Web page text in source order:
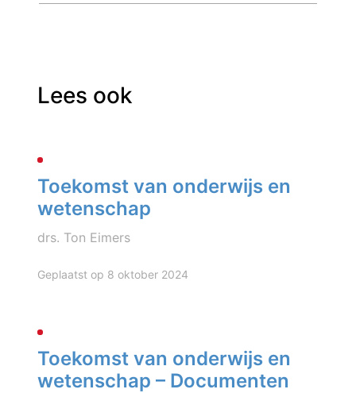
Lees ook
Toekomst van onderwijs en
wetenschap
drs. Ton Eimers
Geplaatst op 8 oktober 2024
Toekomst van onderwijs en
wetenschap – Documenten